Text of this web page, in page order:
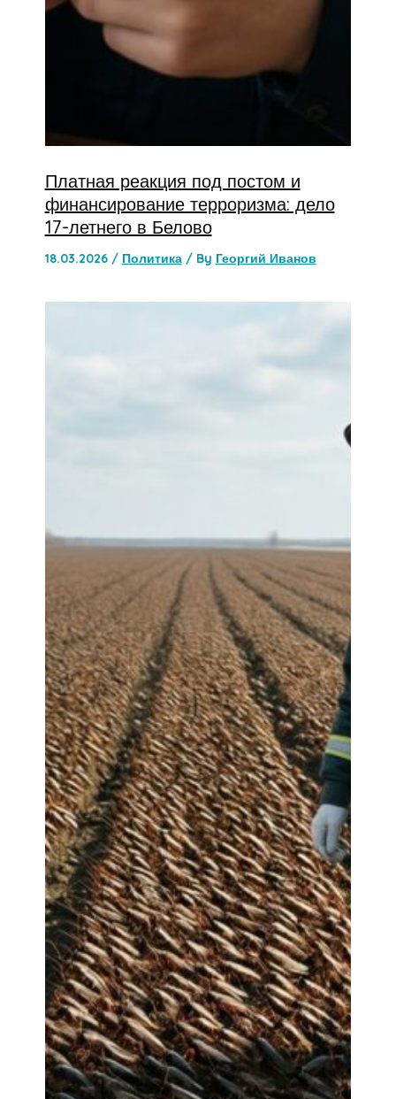
Платная реакция под постом и
финансирование терроризма: дело
17-летнего в Белово
18.03.2026 / Политика/ By Георгий Иванов